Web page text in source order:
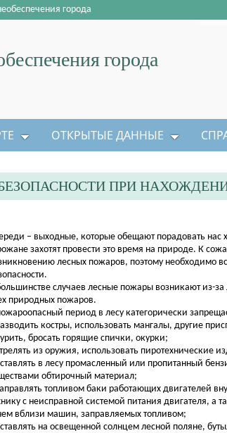
города
города
ОТКРЫТЫЕ ДАННЫЕ
ПРИ
– выходные, которые обещают порадовать
захотят провести это время на природе. К
лесных пожаров, поэтому необходимо
случаев лесные пожары возникают из-
природных пожаров.
период в лесу категорически
костры, использовать мангалы, другие
бросать горящие спички, окурки;
из оружия, использовать пиротехнические
в лесу промасленный или пропитанный
обтирочный материал;
топливом баки работающих двигателей
с неисправной системой питания двигателя, а
вблизи машин, заправляемых топливом;
на освещенной солнцем лесной поляне,